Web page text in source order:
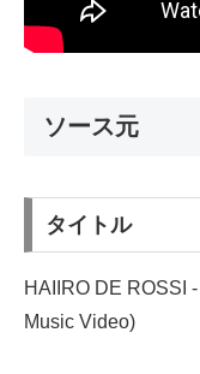
ソース元
タイトル
HAIIRO DE ROSSI
Music Video)